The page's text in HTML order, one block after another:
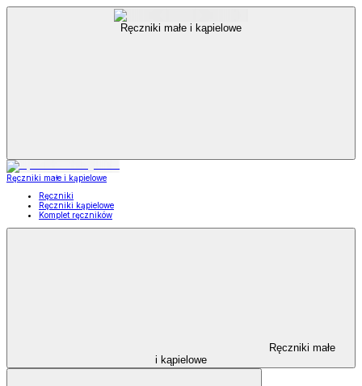
Ręczniki małe i kąpielowe
Ręczniki małe i kąpielowe
Ręczniki
Ręczniki kąpielowe
Komplet ręczników
Ręczniki małe
i kąpielowe